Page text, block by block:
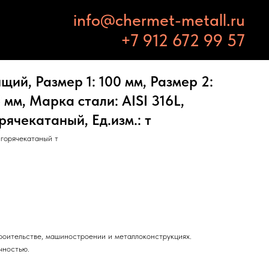
info@chermet-metall.ru
+7 912 672 99 57
Размер 1: 100 мм, Размер 2:
Марка стали: AISI 316L,
Ед.изм.: т
т
машиностроении и металлоконструкциях.